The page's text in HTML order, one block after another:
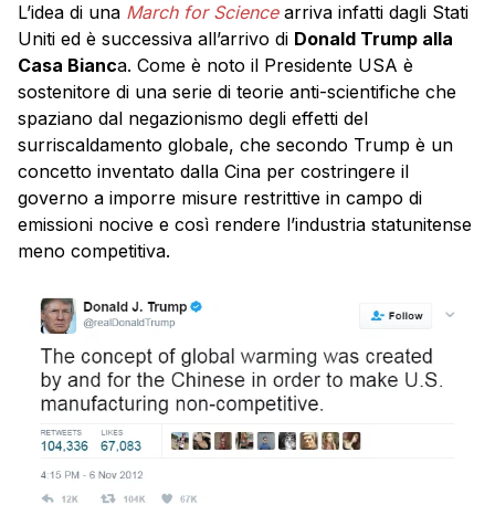
L’idea di una March for Sciencearriva infatti dagli Stati
Uniti ed è successiva all’arrivo di Donald Trump alla
Casa Bianca. Come è noto il Presidente USA è
sostenitore di una serie di teorie anti-scientifiche che
spaziano dal negazionismo degli effetti del
surriscaldamento globale, che secondo Trump è un
concetto inventato dalla Cina per costringere il
governo a imporre misure restrittive in campo di
emissioni nocive e così rendere l’industria statunitense
meno competitiva.